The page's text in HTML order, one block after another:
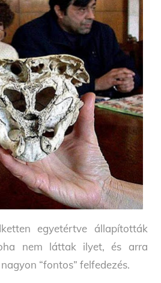
egyetértve állapították
nem láttak ilyet, és arra
“fontos” felfedezés.